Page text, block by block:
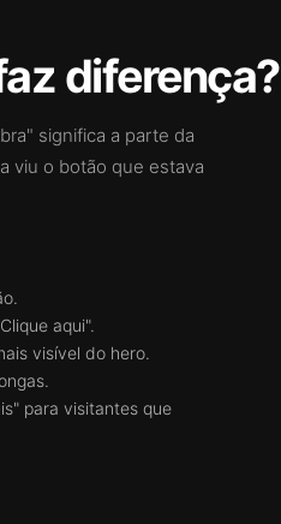
diferença?
significa a parte da
viu o botão que estava
aqui".
visível do hero.
para visitantes que